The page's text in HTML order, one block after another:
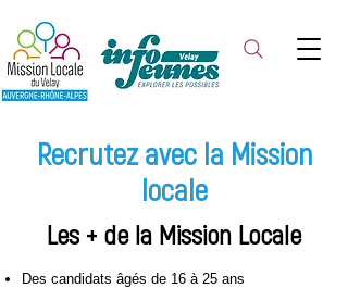
Recrutez avec la Mission
locale
Les + de la Mission Locale
Des candidats âgés de 16 à 25 ans